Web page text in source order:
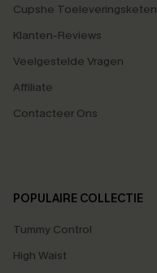
Cupshe Toeleveringsketen
Klanten-Reviews
Veelgestelde Vragen
Affiliate
Contacteer Ons
POPULAIRE COLLECTIE
Tummy Control
High Waist